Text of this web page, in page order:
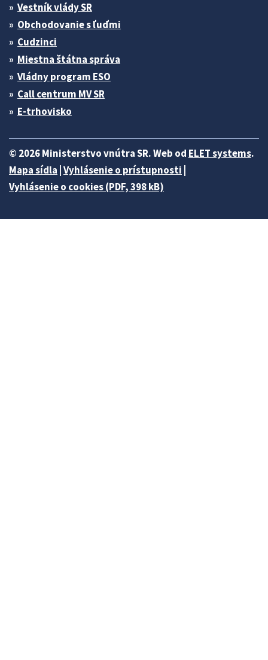
Vestník vlády SR
Obchodovanie s ľuďmi
Cudzinci
Miestna štátna správa
Vládny program ESO
Call centrum MV SR
E-trhovisko
© 2026 Ministerstvo vnútra SR. Web od ELET systems.
Mapa sídla Vyhlásenie o prístupnosti
Vyhlásenie o cookies (PDF, 398 kB)